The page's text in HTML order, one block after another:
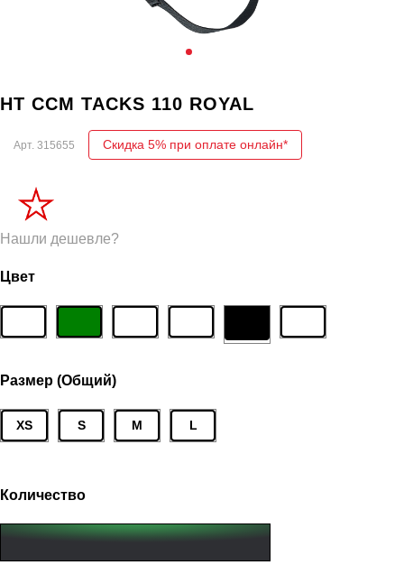
HT CCM TACKS 110 ROYAL
Арт. 315655 Скидка 5% при оплате онлайн*
Нашли дешевле?
Цвет
Размер (Общий)
XS S M L
Количество